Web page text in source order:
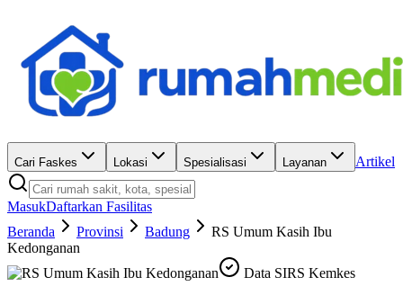
Cari Faskes Lokasi Spesialisasi Layanan Artikel
MasukDaftarkan Fasilitas
Beranda
Provinsi Badung
RS Umum Kasih Ibu
Kedonganan
Data SIRS Kemkes